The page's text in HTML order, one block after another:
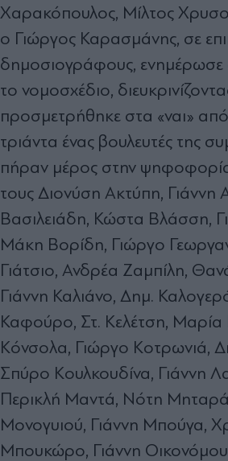
Χαρακόπουλος, Μίλτος
ο Γιώργος Καρασμάνης, σε
δημοσιογράφους, ενημέρωσε
το νομοσχέδιο,
προσμετρήθηκε στα «ναι»
τριάντα ένας βουλευτές της
πήραν μέρος στην
τους Διονύση Ακτύπη, Γιάννη
Βασιλειάδη, Κώστα Βλάσση,
Μάκη Βορίδη, Γιώργο
Γιάτσιο, Ανδρέα Ζαμπίλη,
Γιάννη Καλιάνο, Δημ.
Καφούρο, Στ. Κελέτση,
Κόνσολα, Γιώργο Κοτρωνιά,
Σπύρο Κουλκουδίνα, Γιάννη
Περικλή Μαντά, Νότη
Μονογυιού, Γιάννη Μπούγα,
Μπουκώρο, Γιάννη